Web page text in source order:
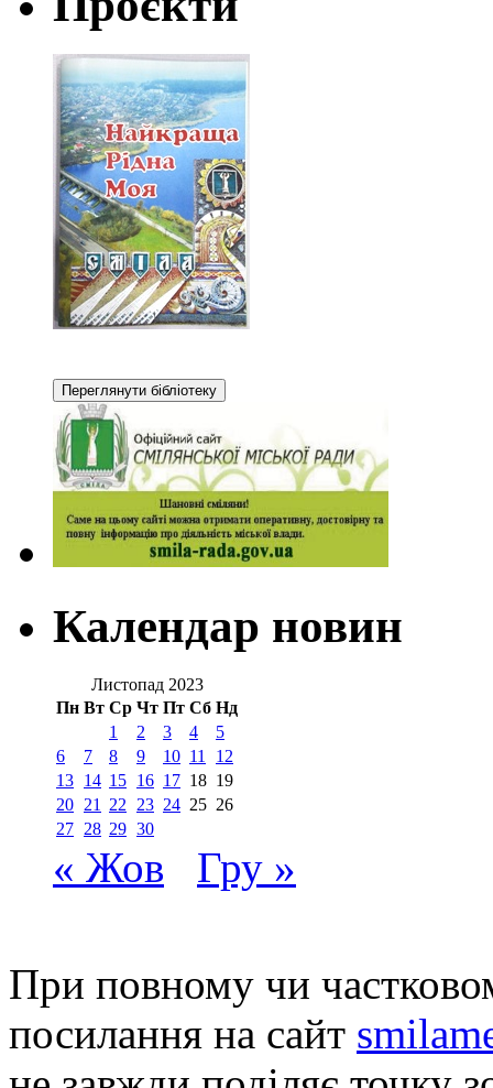
Календар новин
Листопад 2023
Пн Вт Ср Чт Пт Сб Нд
1
2 3 4
5
6
7 8 9 10 11
12
13 14 15 16 17 18 19
20 21 22 23 24 25 26
27 28 29 30
« Жов Гру »
При повному чи
посилання на сайт